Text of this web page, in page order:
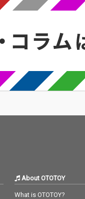
About OTOTOY
What is OTOTOY?